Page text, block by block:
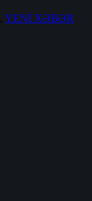
, YENİ XƏBƏR